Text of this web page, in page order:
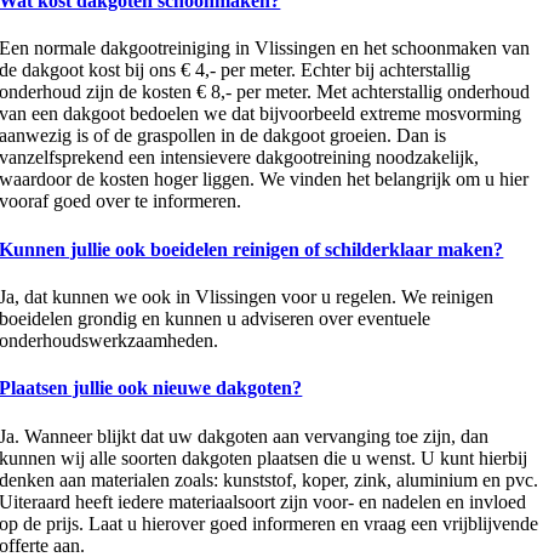
Een normale dakgootreiniging in Vlissingen en het schoonmaken van
de dakgoot kost bij ons € 4,- per meter. Echter bij achterstallig
onderhoud zijn de kosten € 8,- per meter. Met achterstallig onderhoud
van een dakgoot bedoelen we dat bijvoorbeeld extreme mosvorming
aanwezig is of de graspollen in de dakgoot groeien. Dan is
vanzelfsprekend een intensievere dakgootreining noodzakelijk,
waardoor de kosten hoger liggen. We vinden het belangrijk om u hier
vooraf goed over te informeren.
Kunnen jullie ook boeidelen reinigen of schilderklaar maken?
Ja, dat kunnen we ook in Vlissingen voor u regelen. We reinigen
boeidelen grondig en kunnen u adviseren over eventuele
onderhoudswerkzaamheden.
Plaatsen jullie ook nieuwe dakgoten?
Ja. Wanneer blijkt dat uw dakgoten aan vervanging toe zijn, dan
kunnen wij alle soorten dakgoten plaatsen die u wenst. U kunt hierbij
denken aan materialen zoals: kunststof, koper, zink, aluminium en pvc.
Uiteraard heeft iedere materiaalsoort zijn voor- en nadelen en invloed
op de prijs. Laat u hierover goed informeren en vraag een vrijblijvende
offerte aan.